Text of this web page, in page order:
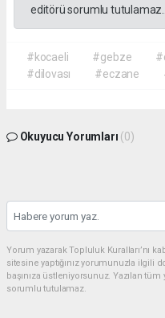
editörü sorumlu tutulamaz...
#kocaeli #gebze
#dilovası
#eczane
Okuyucu Yorumları (0)
Yorum yazarak Topluluk Kuralları’nı
sitesine yaptığınız yorumunuzla ilgili
başınıza üstleniyorsunuz. Yazılan
sorumlu tutulamaz.